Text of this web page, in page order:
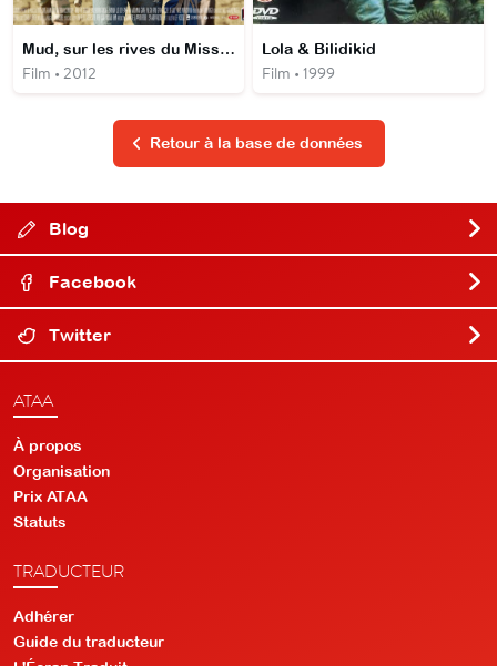
Mud, sur les rives du Mississippi
Film • 2012
Lola & Bilidikid
Film • 1999
Retour à la base de données
Blog
Facebook
Twitter
ATAA
À propos
Organisation
Prix ATAA
Statuts
TRADUCTEUR
Adhérer
Guide du traducteur